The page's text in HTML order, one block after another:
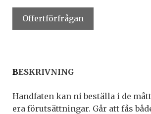
Offertförfrågan
BESKRIVNING
Handfaten kan ni beställa i de
era förutsättningar. Går att fås